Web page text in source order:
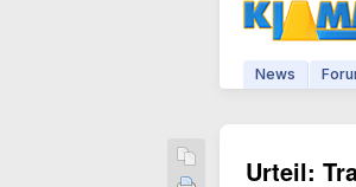
News
Urteil: